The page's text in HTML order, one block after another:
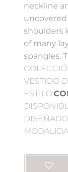
neckline
shoulders
of many
spangles.
VESTIDO
ESTILO: